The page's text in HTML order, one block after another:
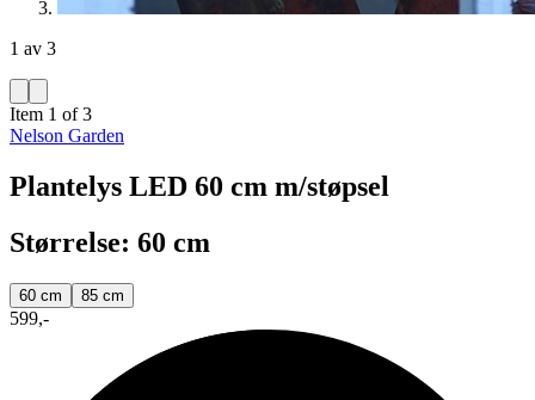
1 av 3
Item 1 of 3
Nelson Garden
Plantelys LED 60 cm m/støpsel
Størrelse: 60 cm
60 cm 85 cm
599,-